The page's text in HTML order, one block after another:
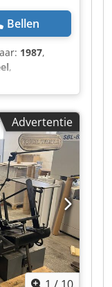
Bellen
1987,
,
Atopfx
slagen: 11
van
Advertentie